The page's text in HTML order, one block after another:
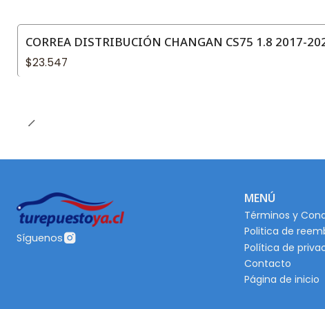
CORREA DISTRIBUCIÓN CHANGAN CS75 1.8 2017-
$23.547
Síguenos
MENÚ
Términos y
Politica de
Política de
Contacto
Página de inicio